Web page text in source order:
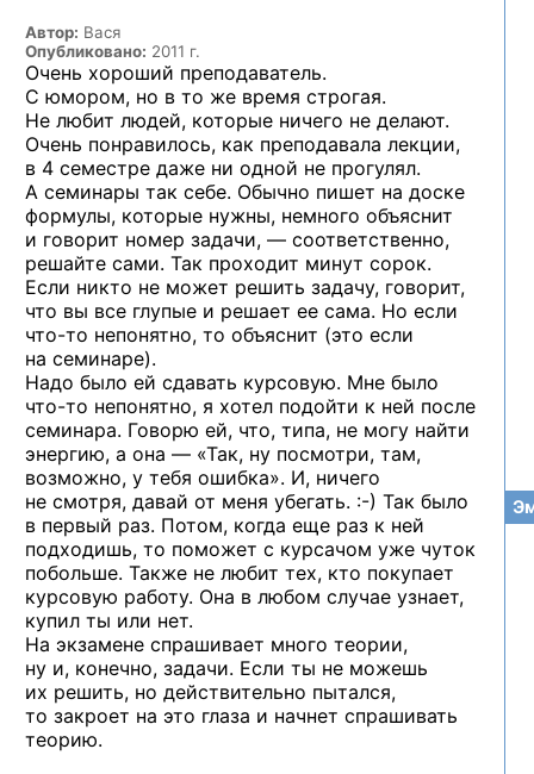
Автор: Вася
Опубликовано: 2011 г.
Очень хороший преподаватель.
С юмором, но в то же время строгая.
Не любит людей, которые ничего не делают.
Очень понравилось, как преподавала лекции,
в 4 семестре даже ни одной не прогулял.
А семинары так себе. Обычно пишет на доске
формулы, которые нужны, немного объяснит
и говорит номер задачи, — соответственно,
решайте сами. Так проходит минут сорок.
Если никто не может решить задачу, говорит,
что вы все глупые и решает ее сама. Но если
что-то непонятно, то объяснит (это если
на семинаре).
Надо было ей сдавать курсовую. Мне было
что-то непонятно, я хотел подойти к ней после
семинара. Говорю ей, что, типа, не могу найти
энергию, а она — «Так, ну посмотри, там,
возможно, у тебя ошибка». И, ничего
не смотря, давай от меня убегать. :-) Так было
в первый раз. Потом, когда еще раз к ней
подходишь, то поможет с курсачом уже чуток
побольше. Также не любит тех, кто покупает
курсовую работу. Она в любом случае узнает,
купил ты или нет.
На экзамене спрашивает много теории,
ну и, конечно, задачи. Если ты не можешь
их решить, но действительно пытался,
то закроет на это глаза и начнет спрашивать
теорию.